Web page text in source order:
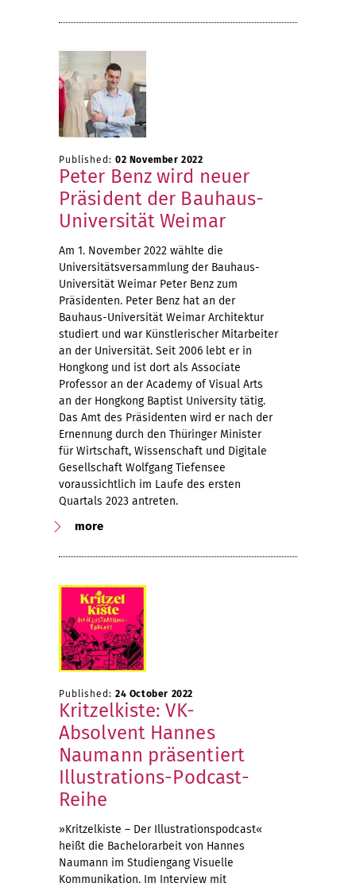
Published: 02 November 2022
Peter Benz wird neuer
Präsident der Bauhaus-
Universität Weimar
Am 1. November 2022 wählte die
Universitätsversammlung der Bauhaus-
Universität Weimar Peter Benz zum
Präsidenten. Peter Benz hat an der
Bauhaus-Universität Weimar Architektur
studiert und war Künstlerischer Mitarbeiter
an der Universität. Seit 2006 lebt er in
Hongkong und ist dort als Associate
Professor an der Academy of Visual Arts
an der Hongkong Baptist University tätig.
Das Amt des Präsidenten wird er nach der
Ernennung durch den Thüringer Minister
für Wirtschaft, Wissenschaft und Digitale
Gesellschaft Wolfgang Tiefensee
voraussichtlich im Laufe des ersten
Quartals 2023 antreten.
more
Published: 24 October 2022
Kritzelkiste: VK-
Absolvent Hannes
Naumann präsentiert
Illustrations-Podcast-
Reihe
»Kritzelkiste – Der Illustrationspodcast«
heißt die Bachelorarbeit von Hannes
Naumann im Studiengang Visuelle
Kommunikation. Im Interview mit